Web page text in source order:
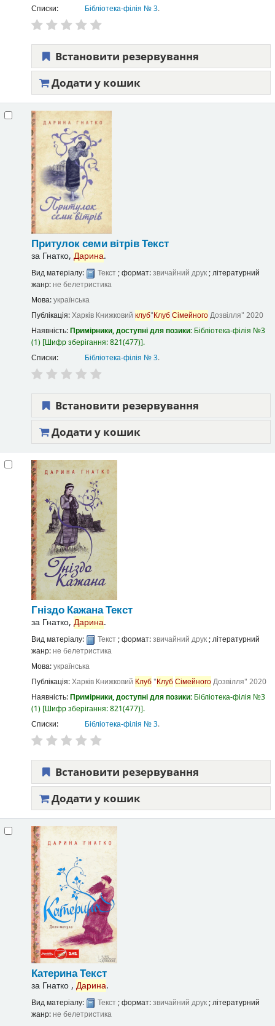
Списки:
Бібліотека-філія № 3.
Встановити резервування
Додати у кошик
Притулок семи вітрівТекст
за Гнатко, Дарина.
Вид матеріалу: Текст; формат:звичайний друк; літературний
жанр: не белетристика
Мова:українська
Публікація:Харків Книжковий клуб"КлубСімейногоДозвілля" 2020
Наявність:Примірники, доступні для позики: Бібліотека-філія №3
(1) Шифр зберігання:821(477) .
Списки:
Бібліотека-філія № 3.
Встановити резервування
Додати у кошик
Гніздо КажанаТекст
за Гнатко, Дарина.
Вид матеріалу: Текст; формат:звичайний друк; літературний
жанр:не белетристика
Мова:українська
Публікація:Харків Книжковий Клуб"КлубСімейногоДозвілля" 2020
Наявність:Примірники, доступні для позики: Бібліотека-філія №3
(1) Шифр зберігання:821(477) .
Списки:
Бібліотека-філія № 3.
Встановити резервування
Додати у кошик
КатеринаТекст
за Гнатко , Дарина.
Вид матеріалу: Текст; формат:звичайний друк; літературний
жанр: не белетристика